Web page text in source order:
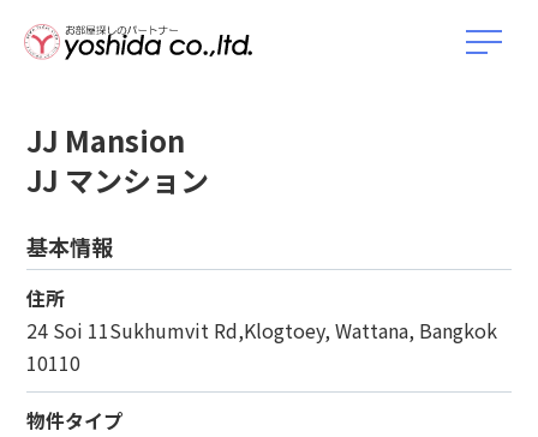
JJ Mansion
JJ マンション
基本情報
住所
24 Soi 11Sukhumvit Rd,Klogtoey, Wattana, Bangkok
10110
物件タイプ